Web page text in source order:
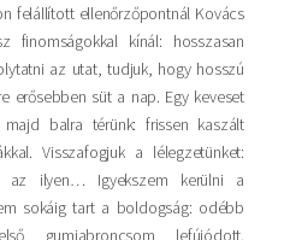
felállított ellenőrzőpontnál Kovács
finomságokkal kínál: hosszasan
az utat, tudjuk, hogy hosszú
erősebben süt a nap. Egy keveset
balra térünk: frissen kaszált
Visszafogjuk a lélegzetünket:
az ilyen… Igyekszem kerülni a
sokáig tart a boldogság: odébb
gumiabroncsom lefújódott.